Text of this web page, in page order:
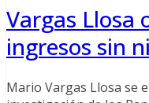
Vargas Llosa
ingresos sin
Mario Vargas Llosa se